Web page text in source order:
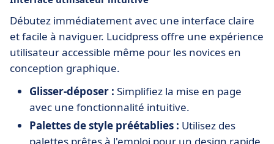
Débutez immédiatement avec une interface claire
et facile à naviguer. Lucidpress offre une expérience
utilisateur accessible même pour les novices en
conception graphique.
Glisser-déposer : Simplifiez la mise en page
avec une fonctionnalité intuitive.
Palettes de style préétablies : Utilisez des